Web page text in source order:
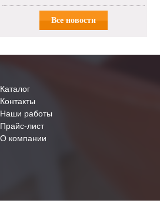
Все новости
Каталог
Контакты
Наши работы
Прайс-лист
О компании